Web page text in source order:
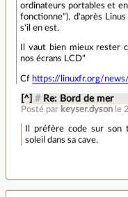
ordinateurs portables et
fonctionne"), d'après
s'il en est.
Il vaut bien mieux rester
nos écrans LCD"
Cf https://linuxfr.org/
[^] # Re: Bord de mer
Posté par keyser.dyson le
Il préfère code sur son
soleil dans sa cave.